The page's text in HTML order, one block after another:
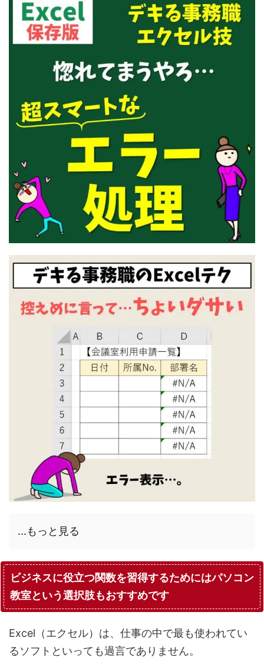
...もっと見る
ビジネスに役立つ関数を習得するためにはパソコン
教室という選択肢もおすすめです
Excel（エクセル）は、仕事の中で最も使われてい
るソフトといっても過言でありません。